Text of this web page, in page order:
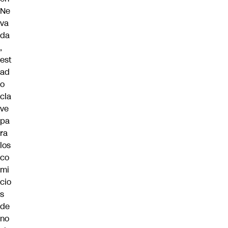
Ne
va
da
,
est
ad
o
cla
ve
pa
ra
los
co
mi
cio
s
de
no